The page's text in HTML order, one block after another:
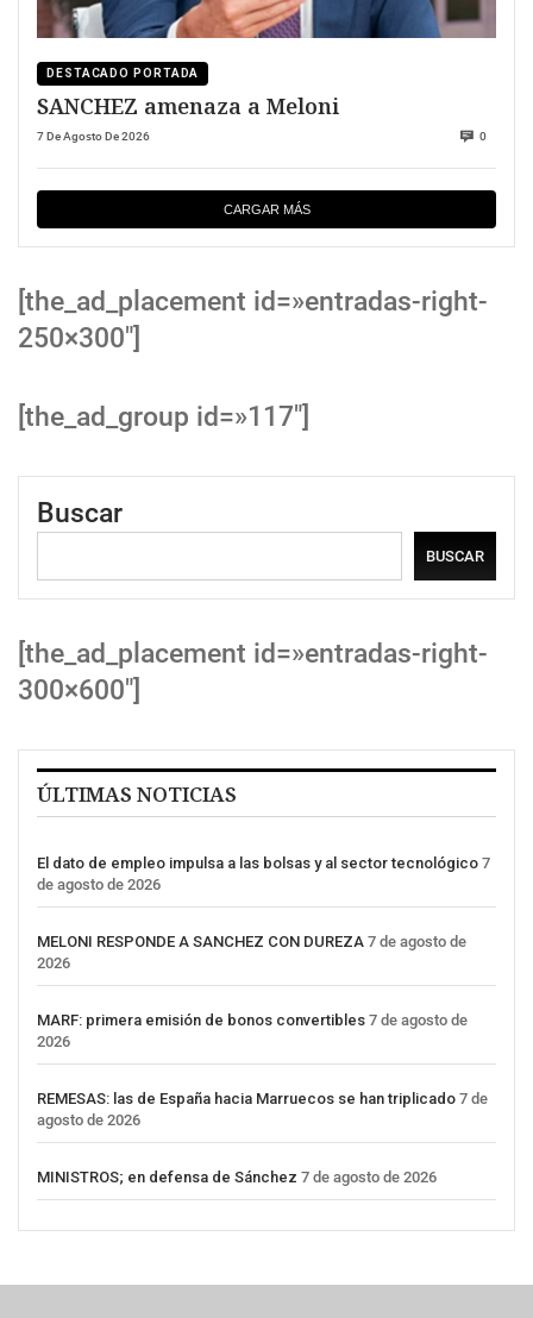
DESTACADO PORTADA
SANCHEZ amenaza a Meloni
7 De Agosto De 2026 0
CARGAR MÁS
[the_ad_placement id=»entradas-right-
250×300″]
[the_ad_group id=»117″]
Buscar
BUSCAR
[the_ad_placement id=»entradas-right-
300×600″]
ÚLTIMAS NOTICIAS
El dato de empleo impulsa a las bolsas y al sector tecnológico 7
de agosto de 2026
MELONI RESPONDE A SANCHEZ CON DUREZA 7 de agosto de
2026
MARF: primera emisión de bonos convertibles 7 de agosto de
2026
REMESAS: las de España hacia Marruecos se han triplicado 7 de
agosto de 2026
MINISTROS; en defensa de Sánchez 7 de agosto de 2026